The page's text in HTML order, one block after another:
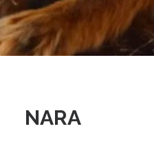
NARA